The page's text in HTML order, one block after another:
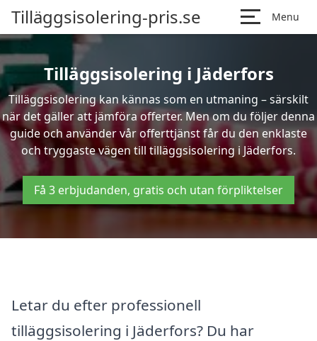
Tilläggsisolering-pris.se Menu
Tilläggsisolering i Jäderfors
Tilläggsisolering kan kännas som en utmaning – särskilt
när det gäller att jämföra offerter. Men om du följer denna
guide och använder vår offerttjänst får du den enklaste
och tryggaste vägen till tilläggsisolering i Jäderfors.
Få 3 erbjudanden, gratis och utan förpliktelser
Letar du efter professionell
tilläggsisolering i Jäderfors? Du har